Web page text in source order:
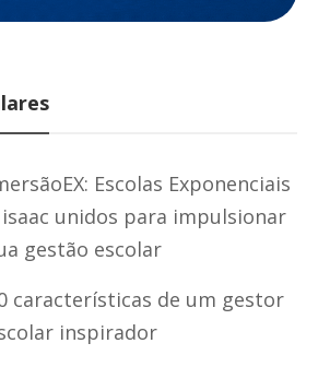
Escolas Exponenciais
isaac unidos para impulsionar
gestão escolar
características de um gestor
inspirador